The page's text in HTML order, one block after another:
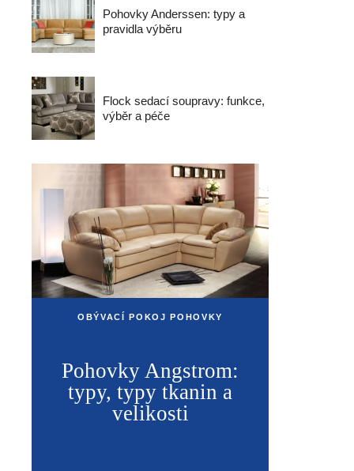
Pohovky Anderssen: typy a
pravidla výběru
Flock sedací soupravy: funkce,
výběr a péče
OBÝVACÍ POKOJ POHOVKY
Pohovky Angstrom:
typy, typy tkanin a
velikosti